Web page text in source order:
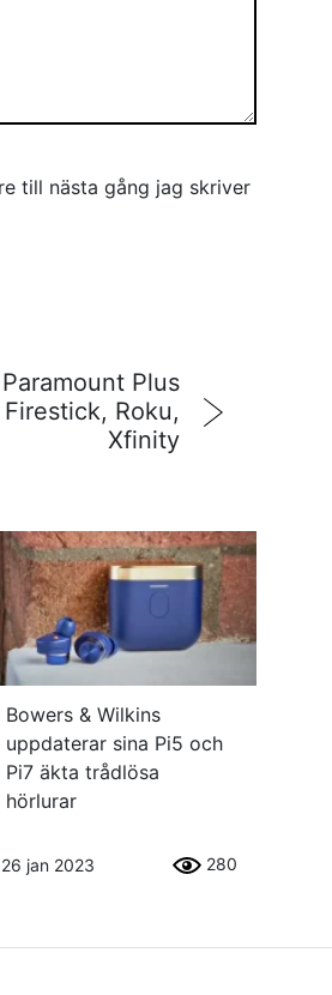
till nästa gång jag skriver
Plus
Roku,
Xfinity
Bowers & Wilkins
uppdaterar sina Pi5 och
Pi7 äkta trådlösa
hörlurar
26 jan 2023 280